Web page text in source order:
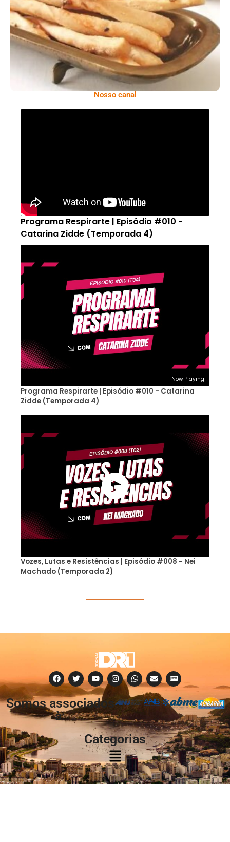
Comer Bem: Palitinhos De Cebola E Salsa
Nosso canal
Programa Respirarte | Episódio #010 -
Catarina Zidde (Temporada 4)
Now Playing
Programa Respirarte | Episódio #010 - Catarina
Zidde (Temporada 4)
Vozes, Lutas e Resistências | Episódio #008 - Nei
Machado (Temporada 2)
Somos associados
à:
Categorias